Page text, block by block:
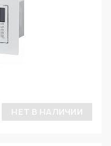
НЕТ В НАЛИЧИИ